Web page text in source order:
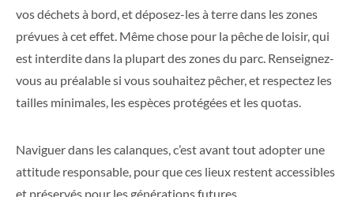
vos déchets à bord, et déposez-les à terre dans les zones
prévues à cet effet. Même chose pour la pêche de loisir, qui
est interdite dans la plupart des zones du parc. Renseignez-
vous au préalable si vous souhaitez pêcher, et respectez les
tailles minimales, les espèces protégées et les quotas.
Naviguer dans les calanques, c’est avant tout adopter une
attitude responsable, pour que ces lieux restent accessibles
et préservés pour les générations futures.